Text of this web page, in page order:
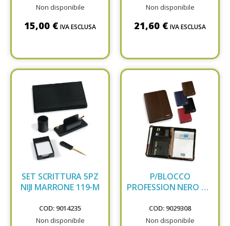
Non disponibile
15,00 € IVA ESCLUSA
Non disponibile
21,60 € IVA ESCLUSA
SET SCRITTURA 5PZ
NIJI MARRONE 119-M
COD: 9014235
Non disponibile
P/BLOCCO
PROFESSION NERO NIJI
COD: 9029308
Non disponibile